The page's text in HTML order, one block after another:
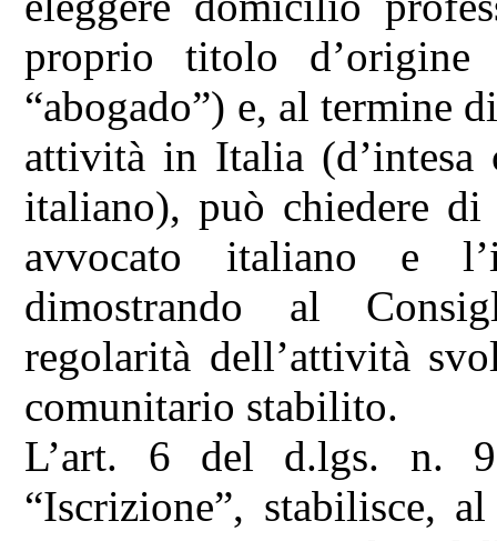
proprio titolo
“abogado”) e, al termine
attività in Italia
italiano), può chiedere
avvocato italiano e
dimostrando al
regolarità dell’attività
comunitario stabilito.
L’art. 6 del d.lgs. n.
“Iscrizione”, stabilisce,